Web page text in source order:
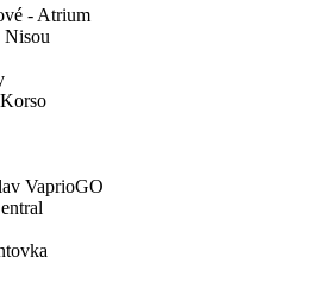
- Atrium
Nisou
VaprioGO